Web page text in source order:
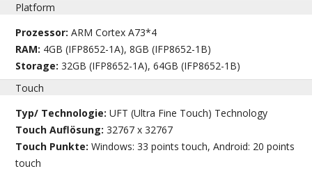
Platform
Prozessor:ARM Cortex A73*4
RAM: 4GB (IFP8652-1A), 8GB (IFP8652-1B)
Storage:32GB (IFP8652-1A), 64GB (IFP8652-1B)
Touch
Typ/ Technologie:UFT (Ultra Fine Touch) Technology
Touch Auflösung:32767 x 32767
Touch Punkte:Windows: 33 points touch, Android: 20 points
touch